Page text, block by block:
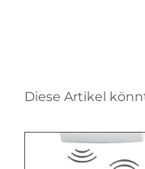
Diese Artikel